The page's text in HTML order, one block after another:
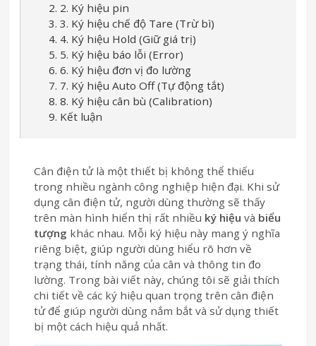
2. 2. Ký hiệu pin
3. 3. Ký hiệu chế độ Tare (Trừ bì)
4. 4. Ký hiệu Hold (Giữ giá trị)
5. 5. Ký hiệu báo lỗi (Error)
6. 6. Ký hiệu đơn vị đo lường
7. 7. Ký hiệu Auto Off (Tự động tắt)
8. 8. Ký hiệu cân bù (Calibration)
9. Kết luận
Cân điện tử là một thiết bị không thể thiếu
trong nhiều ngành công nghiệp hiện đại. Khi sử
dụng cân điện tử, người dùng thường sẽ thấy
trên màn hình hiển thị rất nhiều ký hiệu và biểu
tượng khác nhau. Mỗi ký hiệu này mang ý nghĩa
riêng biệt, giúp người dùng hiểu rõ hơn về
trạng thái, tính năng của cân và thông tin đo
lường. Trong bài viết này, chúng tôi sẽ giải thích
chi tiết về các ký hiệu quan trọng trên cân điện
tử để giúp người dùng nắm bắt và sử dụng thiết
bị một cách hiệu quả nhất.